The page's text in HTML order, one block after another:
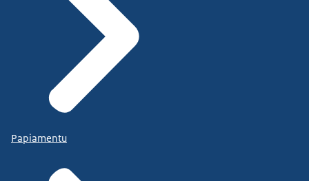
Papiamentu